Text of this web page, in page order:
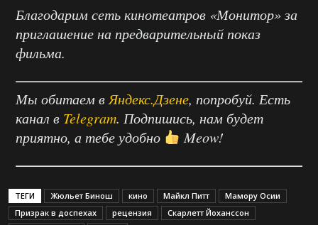
Благодарим сеть кинотеатров «Монитор» за
приглашение на предварительный показ
фильма.
Мы обитаем в Яндекс.Дзене, попробуй. Есть
канал в Telegram. Подпишись, нам будет
приятно, а тебе удобно
Meow!
ТЕГИ Жюльет Бинош кино Майкл Питт
Мамору Осии
Призрак в доспехах
рецензия
Скарлетт Йоханссон